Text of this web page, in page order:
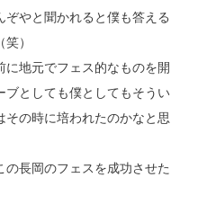
やと聞かれると僕も答える
）
に地元でフェス的なものを開
ブとしても僕としてもそうい
その時に培われたのかなと思
長岡のフェスを成功させた